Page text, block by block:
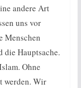
andere Art
uns vor
Menschen
die Hauptsache.
Ohne
werden. Wir